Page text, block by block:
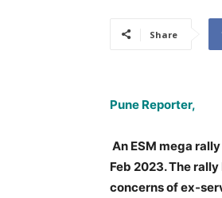
Share
Pune Reporter,
An ESM mega
Feb 2023. The
concerns of ex-